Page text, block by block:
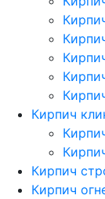
Кирпич
Кирпич
Кирпич